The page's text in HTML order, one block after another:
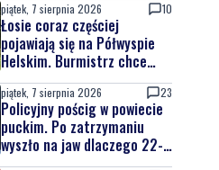
piątek, 7 sierpnia 2026 10
Łosie coraz częściej
pojawiają się na Półwyspie
Helskim. Burmistrz chce
nowych znaków drogowych
piątek, 7 sierpnia 2026 23
Policyjny pościg w powiecie
puckim. Po zatrzymaniu
wyszło na jaw dlaczego 22-
latek uciekał